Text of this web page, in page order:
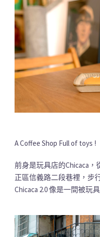
A Coffee Shop Full of toys !
前身是玩具店的Chicaca
正區信義路二段巷裡，步
Chicaca 2.0 像是一間被玩